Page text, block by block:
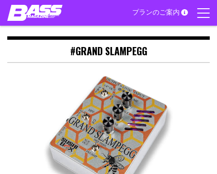
Skip
content
プランのご案内
#GRAND SLAMPEGG